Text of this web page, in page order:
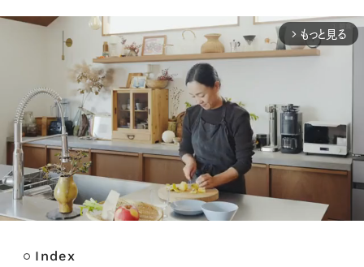
arrow_forward_ios もっと見る
Index